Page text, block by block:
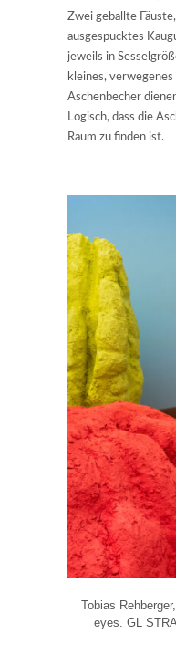
Zwei geballte
ausgespucktes
jeweils in
kleines,
Aschenbecher
Logisch, dass die
Raum zu finden ist.
Tobias
eyes. GL